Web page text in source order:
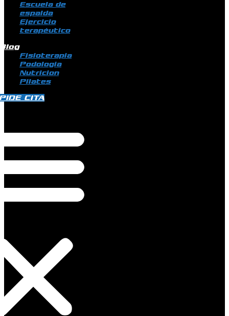
Escuela de
espalda
Ejercicio
terapéutico
Fisioterapia
Podologia
Nutricion
Pilates
CITA